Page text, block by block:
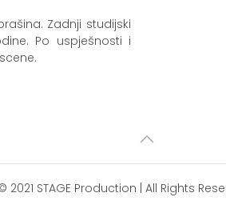
Zadnji studijski
Po uspješnosti i
2021 STAGE Production | All Rights